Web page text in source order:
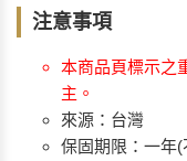
注意事項
本商品頁標示之
主。
來源：台灣
保固期限：一年(